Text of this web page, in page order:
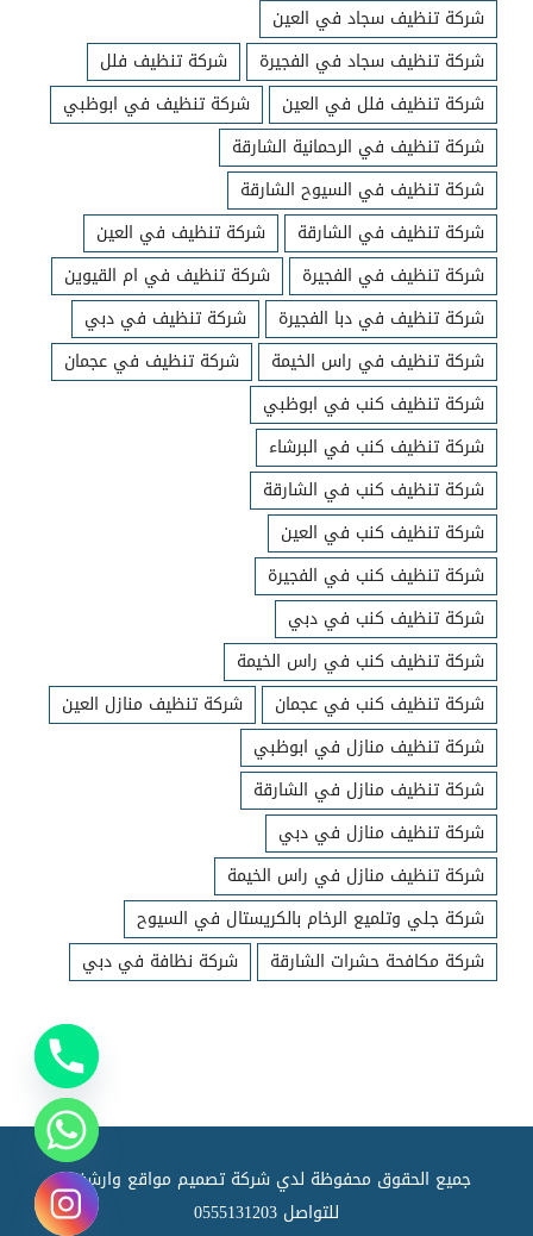
شركة تنظيف سجاد في العين
شركة تنظيف سجاد في الفجيرة
شركة تنظيف فلل
شركة تنظيف فلل في العين
شركة تنظيف في ابوظبي
شركة تنظيف في الرحمانية الشارقة
شركة تنظيف في السيوح الشارقة
شركة تنظيف في الشارقة
شركة تنظيف في العين
شركة تنظيف في الفجيرة
شركة تنظيف في ام القيوين
شركة تنظيف في دبا الفجيرة
شركة تنظيف في دبي
شركة تنظيف في راس الخيمة
شركة تنظيف في عجمان
شركة تنظيف كنب في ابوظبي
شركة تنظيف كنب في البرشاء
شركة تنظيف كنب في الشارقة
شركة تنظيف كنب في العين
شركة تنظيف كنب في الفجيرة
شركة تنظيف كنب في دبي
شركة تنظيف كنب في راس الخيمة
شركة تنظيف كنب في عجمان
شركة تنظيف منازل العين
شركة تنظيف منازل في ابوظبي
شركة تنظيف منازل في الشارقة
شركة تنظيف منازل في دبي
شركة تنظيف منازل في راس الخيمة
شركة جلي وتلميع الرخام بالكريستال في السيوح
شركة مكافحة حشرات الشارقة
شركة نظافة في دبي
جميع الحقوق محفوظة لدي شركة تصميم مواقع وارشفته
للتواصل 0555131203